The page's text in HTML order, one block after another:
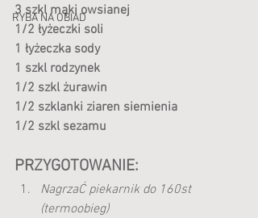
RYBA NA OBIAD
3 szkl mąki owsianej
1/2 łyżeczki soli
1 łyżeczka sody
1 szkl rodzynek
1/2 szkl żurawin
1/2 szklanki ziaren siemienia
1/2 szkl sezamu
PRZYGOTOWANIE:
NagrzaĆ piekarnik do 160st
(termoobieg)